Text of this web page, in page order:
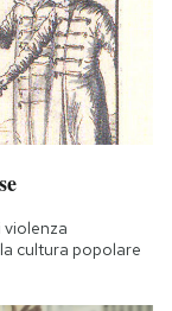
violenza
cultura popolare